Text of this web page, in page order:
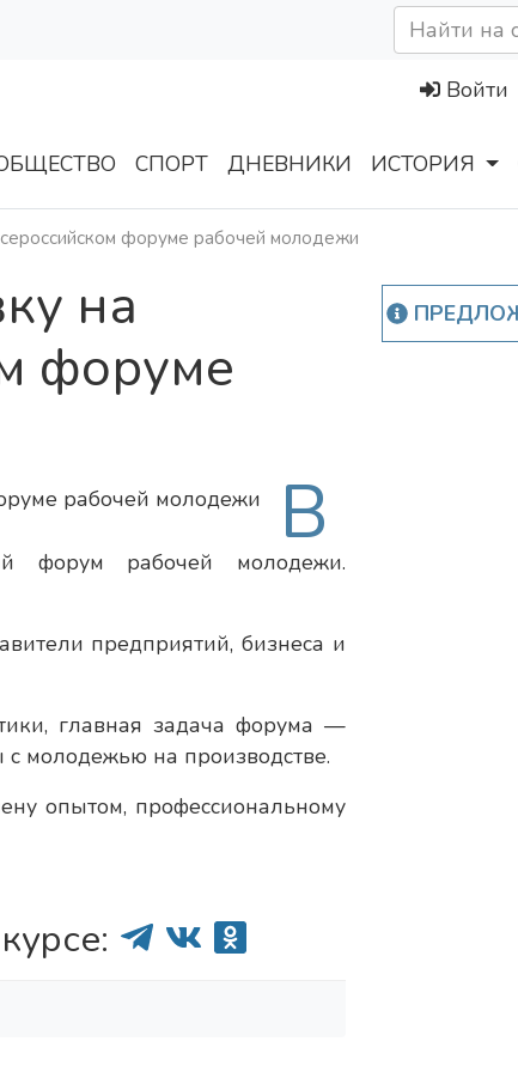
Войти
СПОРТ ДНЕВНИКИ ИСТОРИЯ
форуме рабочей молодежи
на
форуме
В
форум рабочей молодежи.
предприятий, бизнеса и
главная задача форума —
молодежью на производстве.
опытом, профессиональному